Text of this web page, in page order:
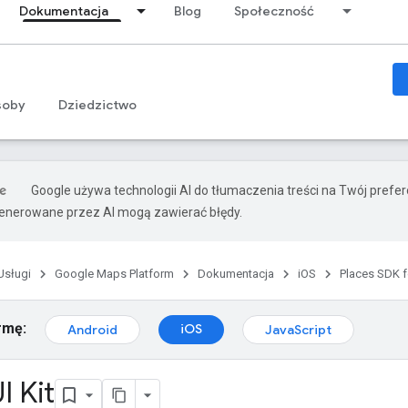
Dokumentacja Blog Społeczność
Dziedzictwo
Google używa technologii AI do tłumaczenia treści na Twój
przez AI mogą zawierać błędy.
Google Maps Platform Dokumentacja iOS Places SDK
Android iOS JavaScript
Kit